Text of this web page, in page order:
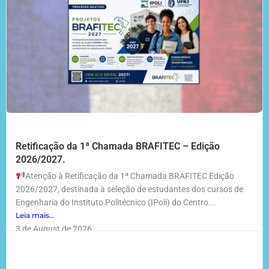
Retificação da 1ª Chamada BRAFITEC – Edição
2026/2027.
Atenção à Retificação da 1ª Chamada BRAFITEC Edição
2026/2027, destinada à seleção de estudantes dos cursos de
Engenharia do Instituto Politécnico (IPoli) do Centro...
Leia mais...
3 de August de 2026